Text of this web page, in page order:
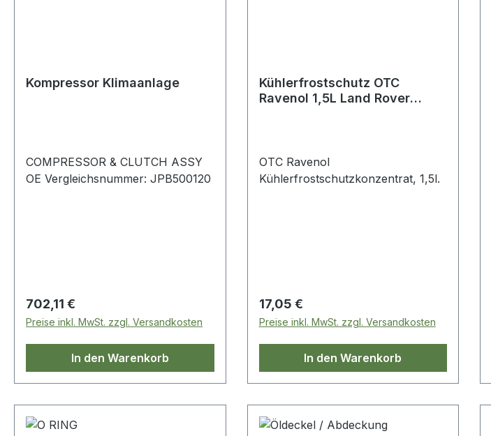
Kompressor Klimaanlage
COMPRESSOR & CLUTCH ASSY
OE Vergleichsnummer: JPB500120
Regulärer Preis:
702,11 €
Preise inkl. MwSt. zzgl. Versandkosten
In den Warenkorb
Kühlerfrostschutz OTC
Ravenol 1,5L Land Rover
OTC Ravenol
Kühlerfrostschutzkonzentrat, 1,5l.
Regulärer Preis:
17,05 €
Preise inkl. MwSt. zzgl. Versandkosten
In den Warenkorb